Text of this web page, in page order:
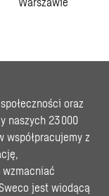
oraz
naszych 23 000
z
jest wiodącą